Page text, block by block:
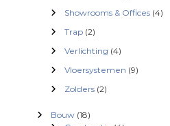
Showrooms & Offices (4)
Trap (2)
Verlichting (4)
Vloersystemen (9)
Zolders (2)
Bouw (18)